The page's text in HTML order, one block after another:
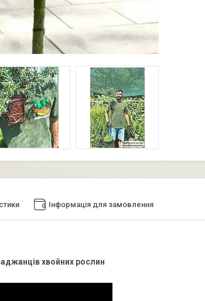
Інформація для замовлення
хвойних рослин